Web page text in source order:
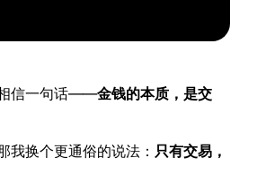
信一句话——金钱的本质，是交
我换个更通俗的说法： 只有交易，